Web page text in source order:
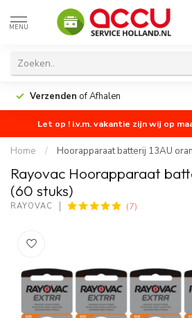
MENU
Verzenden of Afhalen
Let op ! i.v.m. vakantie zijn wij op
Home / Hoorapparaat batterij 13AU
Rayovac Hoorapparaat
(60 stuks)
RAYOVAC (7)